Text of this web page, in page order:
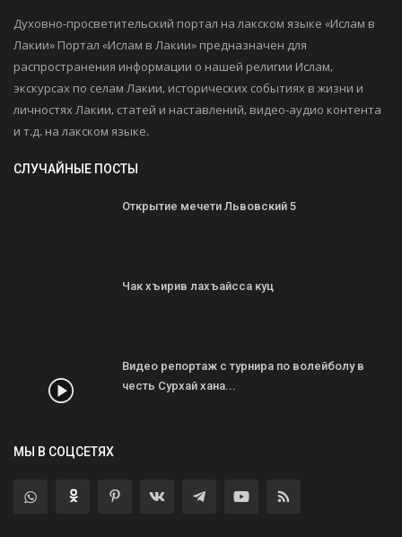
Духовно-просветительский портал на лакском языке «Ислам в
Лакии» Портал «Ислам в Лакии» предназначен для
распространения информации о нашей религии Ислам,
экскурсах по селам Лакии, исторических событиях в жизни и
личностях Лакии, статей и наставлений, видео-аудио контента
и т.д. на лакском языке.
СЛУЧАЙНЫЕ ПОСТЫ
Открытие мечети Львовский 5
Чак хъирив лахъайсса куц
Видео репортаж с турнира по волейболу в
честь Сурхай хана...
МЫ В СОЦСЕТЯХ